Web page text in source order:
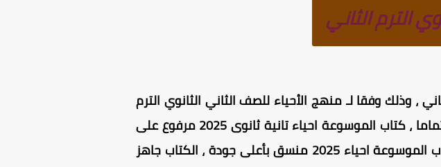
الترم الثاني
، وذلك وفقا لـ منهج الأحياء للصف الثاني الثانوي الترم
الثاني ، كتاب الموسوعة احياء للصف الثاني الثانوي مجاني للتحميل تماما ، كتاب الموسوعة احياء تانية ثانوى 2025 مرفوع على
سيرفرات آمنة وسريعة التحميل (تحميل مباشر) بنسخته الأصلية ، كتاب الموسوعة احياء 2025 منسق بأعلى جودة ، الكتاب جاهز